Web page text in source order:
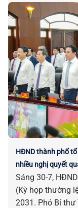
HĐND thành phố
nhiều nghị quyết
Sáng 30-7,
(Kỳ họp thường
2031. Phó Bí thư